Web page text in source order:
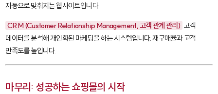
자동으로 맞춰지는 웹사이트입니다.
CRM (Customer Relationship Management, 고객 관계 관리) 고객
데이터를 분석해 개인화된 마케팅을 하는 시스템입니다. 재구매율과 고객
만족도를 높입니다.
마무리: 성공하는 쇼핑몰의 시작